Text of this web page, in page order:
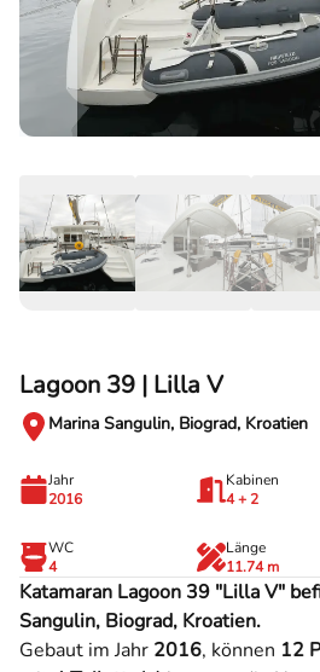
Lagoon 39 | Lilla V
Marina Sangulin, Biograd, Kroatien
Jahr
2016
Kabinen
4 + 2
WC
4
Länge
11.74 m
Katamaran Lagoon 39 "Lilla V"
Sangulin, Biograd, Kroatien.
Gebaut im Jahr 2016, können 12